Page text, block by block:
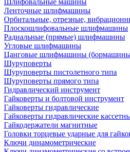
Шлифовальные машины
Ленточные шлифмашины
Орбитальные, отрезные,
Плоскошлифовальные шлифмашины
Радиальные (прямые) шлифмашины
Угловые шлифмашины
Цанговые шлифмашины
Шуруповерты
Шуруповерты пистолетного типа
Шуруповерты прямого типа
Гидравлический инструмент
Гайковерты и болтовой инструмент
Гайковерты гидравлические
Гайковерты гидравлические
Гайкодержатели магнитные
Головки торцевые ударные для
Ключи динамометрические